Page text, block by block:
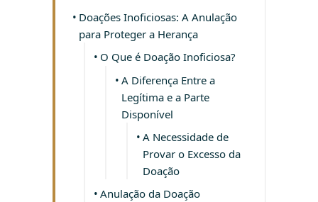
Doações Inoficiosas: A Anulação
para Proteger a Herança
O Que é Doação Inoficiosa?
A Diferença Entre a
Legítima e a Parte
Disponível
A Necessidade de
Provar o Excesso da
Doação
Anulação da Doação